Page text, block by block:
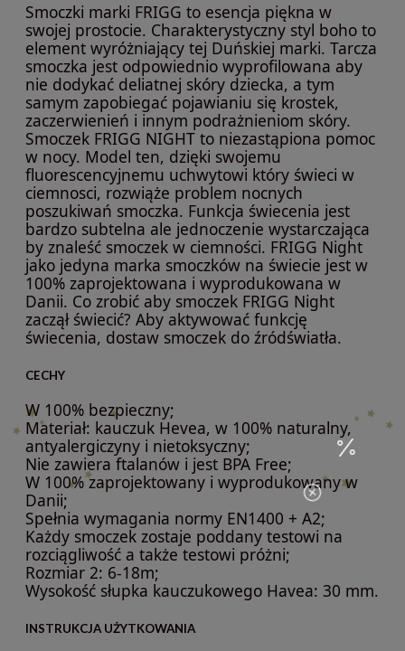
Smoczki marki FRIGG to esencja piękna w
swojej prostocie. Charakterystyczny styl boho to
element wyróżniający tej Duńskiej marki. Tarcza
smoczka jest odpowiednio wyprofilowana aby
nie dodykać deliatnej skóry dziecka, a tym
samym zapobiegać pojawianiu się krostek,
zaczerwienień i innym podrażnieniom skóry.
Smoczek FRIGG NIGHT to niezastąpiona pomoc
w nocy. Model ten, dzięki swojemu
fluorescencyjnemu uchwytowi który świeci w
ciemnosci, rozwiąże problem nocnych
poszukiwań smoczka. Funkcja świecenia jest
bardzo subtelna ale jednoczenie wystarczająca
by znaleść smoczek w ciemności. FRIGG Night
jako jedyna marka smoczków na świecie jest w
100% zaprojektowana i wyprodukowana w
Danii. Co zrobić aby smoczek FRIGG Night
zaczął świecić? Aby aktywować funkcję
świecenia, dostaw smoczek do źródświatła.
CECHY
W 100% bezpieczny;
Materiał: kauczuk Hevea, w 100% naturalny,
antyalergiczyny i nietoksyczny;
Nie zawiera ftalanów i jest BPA Free;
W 100% zaprojektowany i wyprodukowany w
Danii;
Spełnia wymagania normy EN1400 + A2;
Każdy smoczek zostaje poddany testowi na
rozciągliwość a także testowi próżni;
Rozmiar 2: 6-18m;
Wysokość słupka kauczukowego Havea: 30 mm.
INSTRUKCJA UŻYTKOWANIA